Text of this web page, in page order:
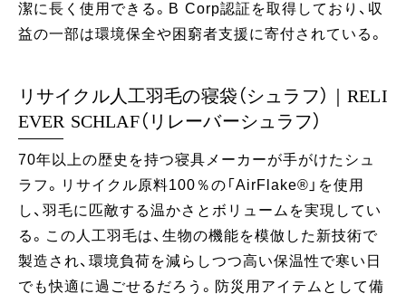
潔に長く使用できる。B Corp認証を取得しており、収
益の一部は環境保全や困窮者支援に寄付されている。
リサイクル人工羽毛の寝袋（シュラフ）｜RELI
EVER SCHLAF（リレーバーシュラフ）
70年以上の歴史を持つ寝具メーカーが手がけたシュ
ラフ。リサイクル原料100％の「AirFlake®️」を使用
し、羽毛に匹敵する温かさとボリュームを実現してい
る。この人工羽毛は、生物の機能を模倣した新技術で
製造され、環境負荷を減らしつつ高い保温性で寒い日
でも快適に過ごせるだろう。防災用アイテムとして備